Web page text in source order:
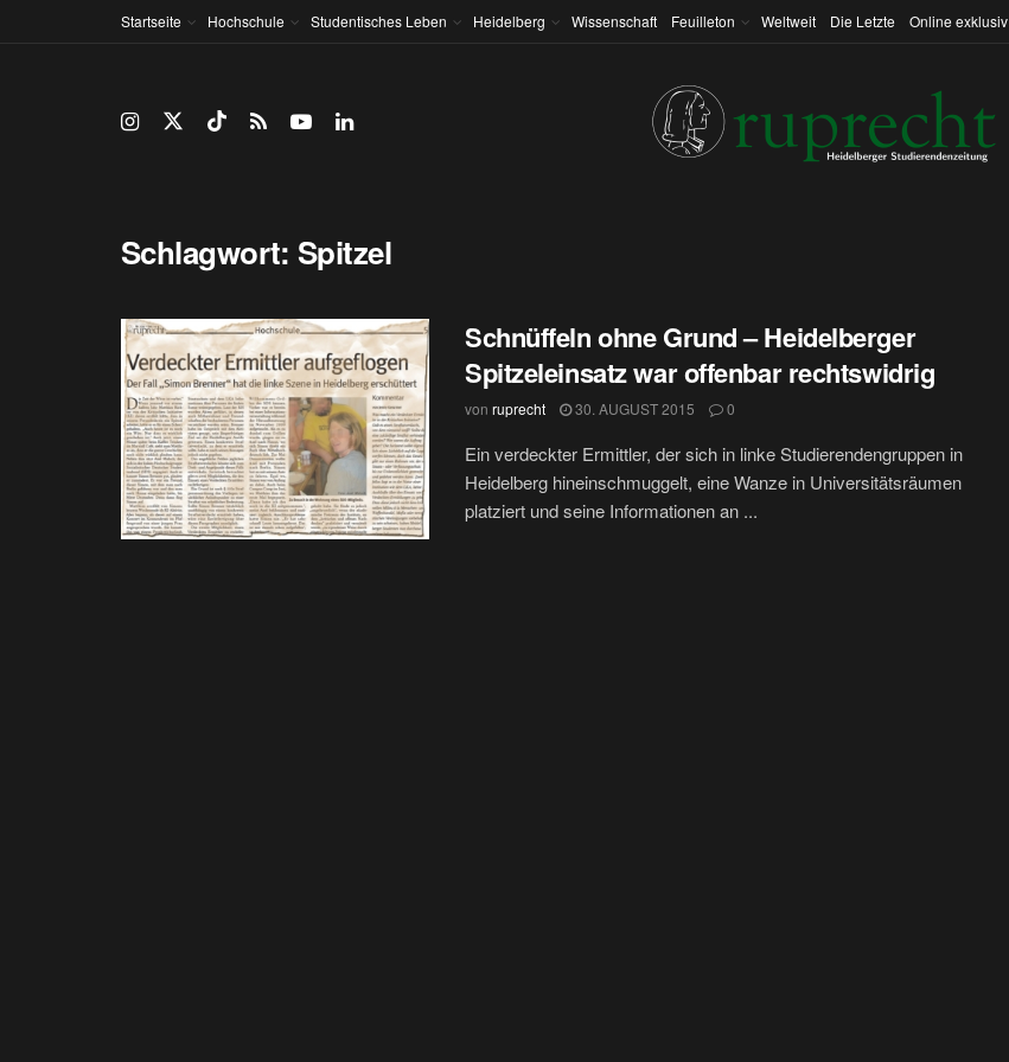
Startseite Hochschule Studentisches Leben Heidelberg Wissenschaft Feuilleton Weltweit Die Letzte Online exklusiv
Schlagwort: Spitzel
Schnüffeln ohne Grund – Heidelberger
Spitzeleinsatz war offenbar rechtswidrig
von ruprecht 30. AUGUST 2015 0
Ein verdeckter Ermittler, der sich in linke Studierendengruppen in
Heidelberg hineinschmuggelt, eine Wanze in Universitätsräumen
platziert und seine Informationen an ...